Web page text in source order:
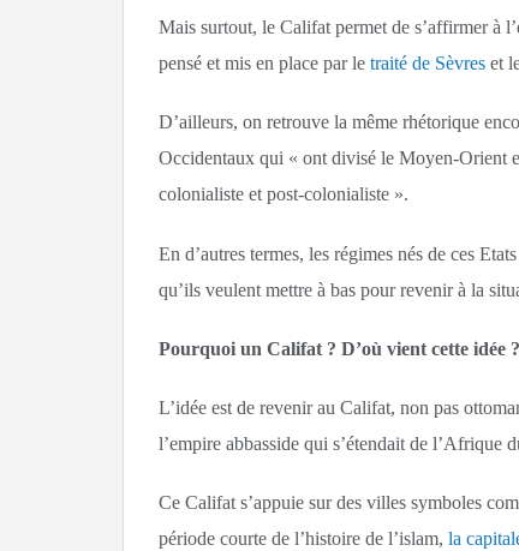
Mais surtout, le Califat permet de s’affirmer à
pensé et mis en place par le traité de Sèvres et
D’ailleurs, on retrouve la même rhétorique
Occidentaux qui « ont divisé le Moyen-Orient
colonialiste et post-colonialiste ».
En d’autres termes, les régimes nés de ces
qu’ils veulent mettre à bas pour revenir à la
Pourquoi un Califat ? D’où vient cette idée ?
L’idée est de revenir au Califat, non pas
l’empire abbasside qui s’étendait de l’Afrique
Ce Califat s’appuie sur des villes symboles
période courte de l’histoire de l’islam, la